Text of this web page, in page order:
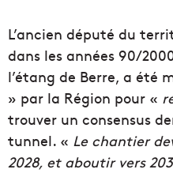
L’ancien député du
dans les années 90/
l’étang de Berre, a été
» par la Région pour «
trouver un consensus
tunnel. « Le chantier
2028, et aboutir vers